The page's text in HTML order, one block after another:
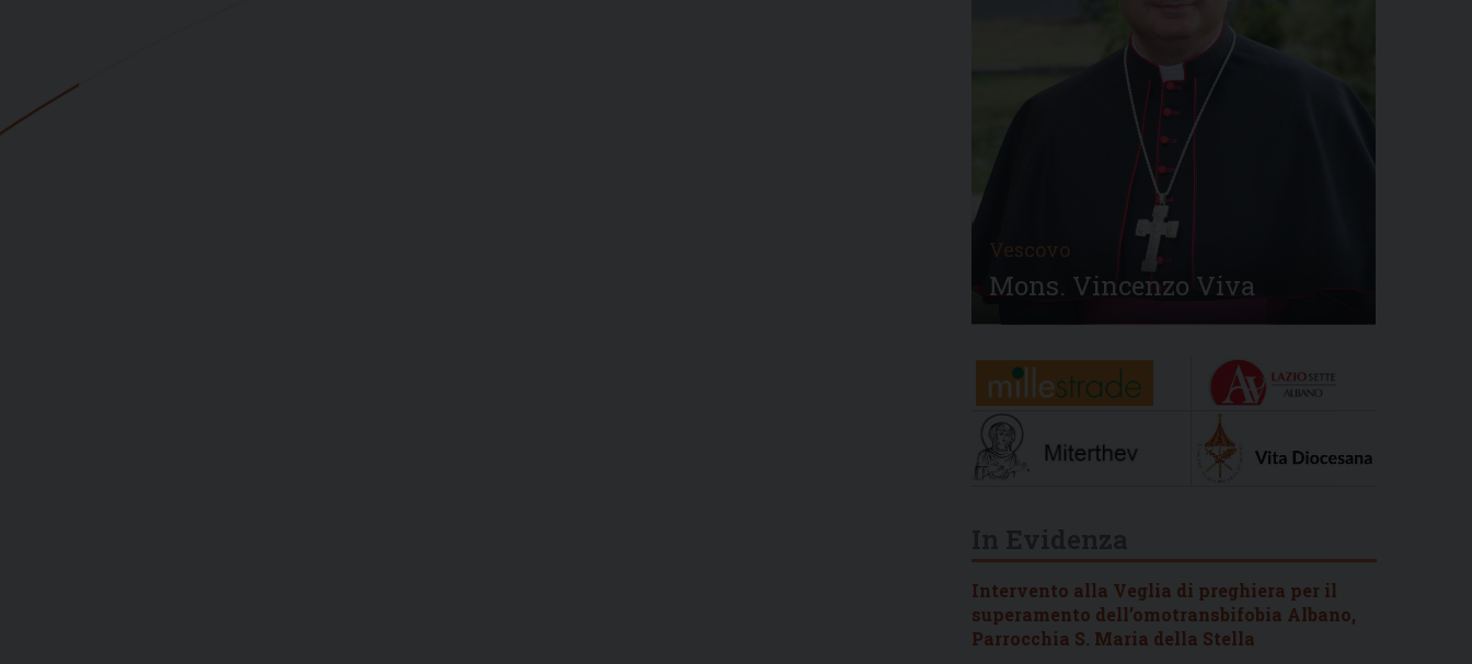
Vescovo
Mons. Vincenzo Viva
Intervento alla Veglia di preghiera per il
superamento dell’omotransbifobia Albano,
Parrocchia S. Maria della Stella